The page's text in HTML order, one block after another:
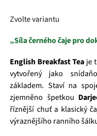
Zvolte variantu
„Síla černého čaje pro
English Breakfast Teaje
vytvořený jako
základem. Staví na
zjemněno špetkou
říznější chuť a klasický
výraznějšího ranního